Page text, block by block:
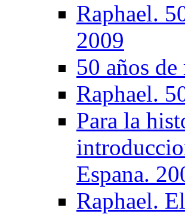
Raphael.
2009
50 años
Raphael.
Para la
Espana.
Raphael.